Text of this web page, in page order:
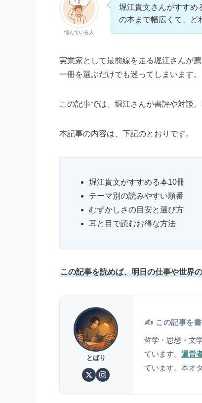
悩んでいる人
堀江貴文さんがすすめ
の本まで幅広くて、ど
実業家として最前線を走る堀江さんが
一冊を選ぶだけでも迷ってしまいます。
この記事では、堀江さんが書評や対談
本記事の内容は、下記のとおりです。
堀江貴文がすすめる本10冊
テーマ別の読みやすい順番
むずかしさの目安と選び方
耳と目で読むお得な方法
この記事を読めば、明日の仕事や世界
とばり
✍️ この記事を書
哲学・思想・文
ています。 運営
ています。本オ